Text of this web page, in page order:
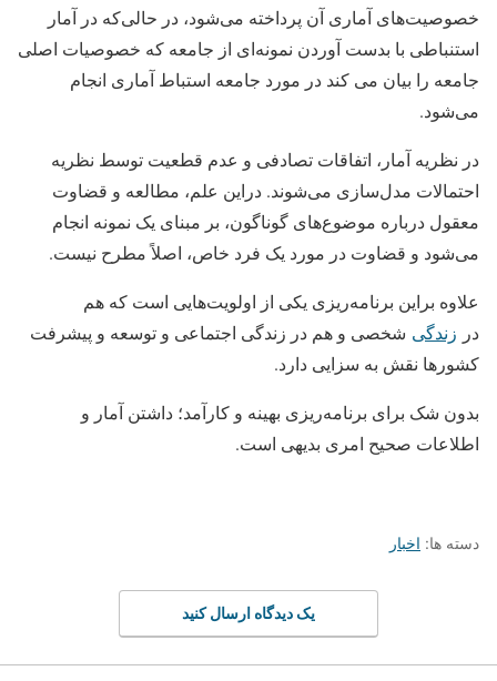
خصوصیت‌های آماری آن پرداخته می‌شود، در حالی‌که در آمار
استنباطی با بدست آوردن نمونه‌ای از جامعه که خصوصیات اصلی
جامعه را بیان می کند در مورد جامعه استباط آماری انجام
می‌شود.
در نظریه آمار، اتفاقات تصادفی و عدم قطعیت توسط نظریه
احتمالات مدل‌سازی می‌شوند. دراین علم، مطالعه و قضاوت
معقول درباره موضوع‌های گوناگون، بر مبنای یک نمونه انجام
می‌شود و قضاوت در مورد یک فرد خاص، اصلاً مطرح نیست.
علاوه براین برنامه‌ریزی یکی از اولویت‌هایی است که هم
در زندگی شخصی و هم در زندگی اجتماعی و توسعه و پیشرفت
کشورها نقش به سزایی دارد.
بدون شک برای برنامه‌ریزی بهینه و کارآمد؛ داشتن آمار و
اطلاعات صحیح امری بدیهی است.
دسته ها: اخبار
یک دیدگاه ارسال کنید